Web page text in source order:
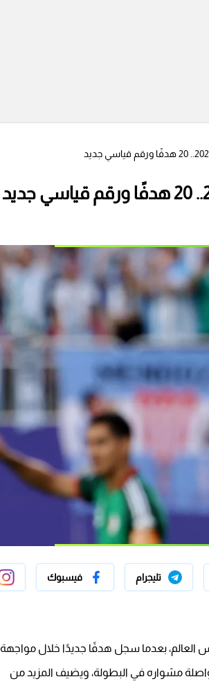
تليجرام فيسبوك
العالم، بعدما سجل هدفًا جديدًا خلال مواجهة
ليقود منتخب بلاده إلى مواصلة مشواره في البطولة، ويضيف المزيد من